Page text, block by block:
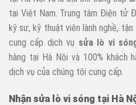
tại Việt Nam. Trung tâm Điện tử
kỹ sư, kỹ thuật viên lành nghề,
cung cấp dịch vụ sửa lò vi
hàng tại Hà Nội và 100% khách
dịch vụ của chúng tôi cung cấp.
Nhận sửa lò vi sóng tại Hà